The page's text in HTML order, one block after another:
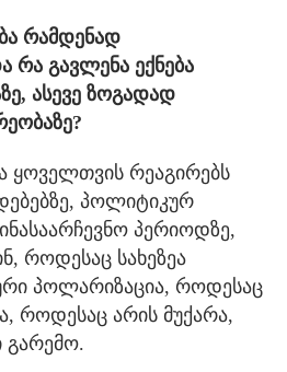
რამდენად
რა გავლენა ექნება
ასევე ზოგადად
ყოველთვის რეაგირებს
პოლიტიკურ
პერიოდზე,
როდესაც სახეზეა
პოლარიზაცია, როდესაც
როდესაც არის მუქარა,
გარემო.